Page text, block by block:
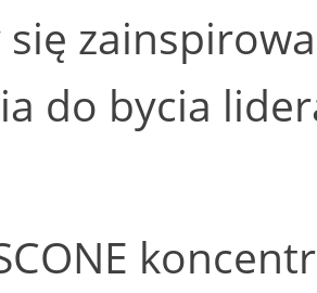
do bycia